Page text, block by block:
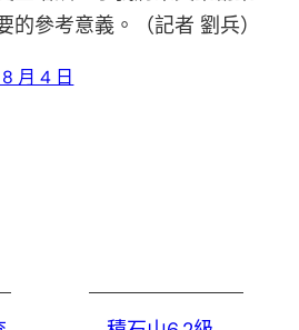
的參考意義。（記者 劉兵）
月 4 日